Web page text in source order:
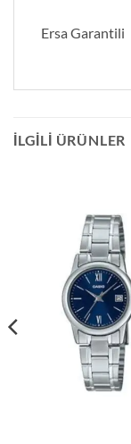
Ersa Garantili
İLGILI ÜRÜNLER